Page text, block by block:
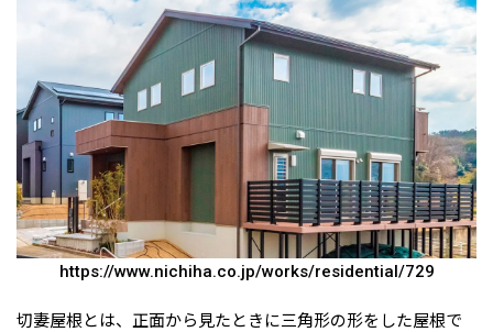
https://www.nichiha.co.jp/works/residential/729
切妻屋根とは、正面から見たときに三角形の形をした屋根で